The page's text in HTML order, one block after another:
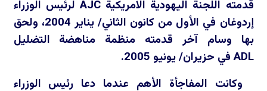
قدمته اللجنة اليهودية الامريكيةAJCلرئيس الوزراء
إردوغان في الأول من كانون الثاني/ يناير 2004، ولحق
بها وسام آخر قدمته منظمة مناهضة التضليل
ADLفي حزيران/ يونيو 2005.
وكانت المفاجأة الأهم عندما دعا رئيس الوزراء